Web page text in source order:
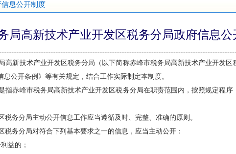
信息公开制度
局高新技术产业开发区税务分局政府信息公
高新技术产业开发区税务分局（以下简称赤峰市税务局高新技术产业开发区
公开条例》等有关规定，结合工作实际制定本制度。
指赤峰市税务局高新技术产业开发区税务分局在职责范围内，按照规定程序
税务分局主动公开信息工作应当遵循及时、完整、准确的原则。
税务分局对符合下列基本要求之一的信息，应当主动公开：
益的；